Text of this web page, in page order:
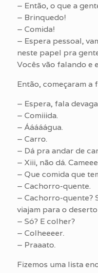
– Então, o que a
– Brinquedo!
– Comida!
– Espera pessoal,
neste papel pra
Vocês vão falando e
Então, começaram a
– Espera, fala
– Comiiida.
– Ááááágua.
– Carro.
– Dá pra andar de
– Xiii, não dá.
– Que comida que
– Cachorro-quente.
– Cachorro-quente?
viajam para o
– Só? E colher?
– Colheeeer.
– Praaato.
Fizemos uma lista